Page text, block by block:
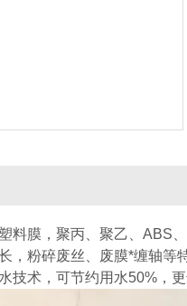
料膜，聚丙、聚乙、ABS
，粉碎废丝、废膜*缠轴
技术，可节约用水50%，